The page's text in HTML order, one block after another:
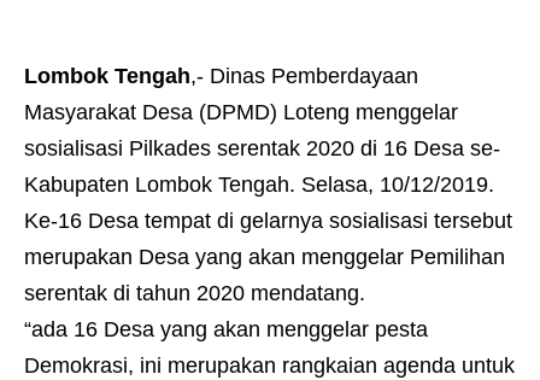
Lombok Tengah,- Dinas Pemberdayaan
Masyarakat Desa (DPMD) Loteng menggelar
sosialisasi Pilkades serentak 2020 di 16 Desa se-
Kabupaten Lombok Tengah. Selasa, 10/12/2019.
Ke-16 Desa tempat di gelarnya sosialisasi tersebut
merupakan Desa yang akan menggelar Pemilihan
serentak di tahun 2020 mendatang.
“ada 16 Desa yang akan menggelar pesta
Demokrasi, ini merupakan rangkaian agenda untuk